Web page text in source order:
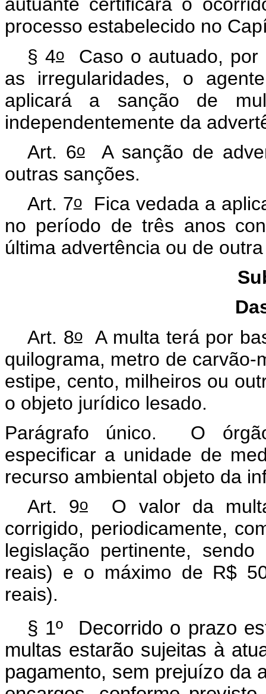
autuante certificará o
processo estabelecido no
§ 4o
Caso o autuado, por
as irregularidades, o
aplicará a sanção de
independentemente da
Art. 6oA sanção de
outras sanções.
Art. 7oFica vedada a
no período de três anos
última advertência ou de
Art. 8oA multa terá por
quilograma, metro de
estipe, cento, milheiros ou
o objeto jurídico lesado.
Parágrafo único. O
especificar a unidade de
recurso ambiental objeto da
Art. 9oO valor da multa
corrigido, periodicamente,
legislação pertinente,
reais) e o máximo de R$
reais).
§ 1º Decorrido o prazo
multas estarão sujeitas à
pagamento, sem prejuízo da